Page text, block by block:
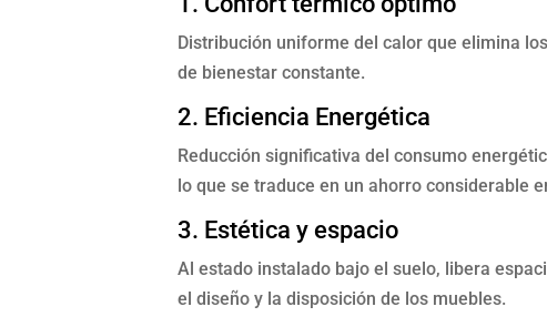
Distribución uniforme del calor que elimina
de bienestar constante.
2. Eficiencia Energética
Reducción significativa del consumo
lo que se traduce en un ahorro considerable
3. Estética y espacio
Al estado instalado bajo el suelo, libera
el diseño y la disposición de los muebles.